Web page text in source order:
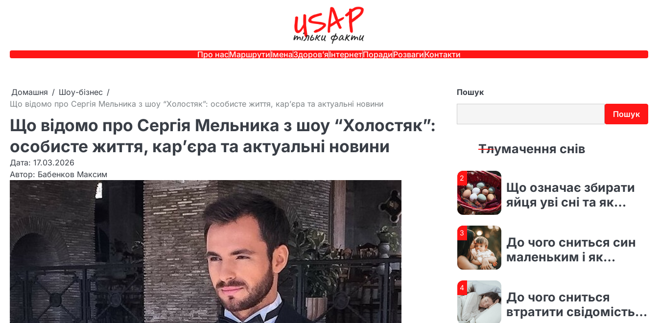
Про насМаршрутиІменаЗдоров’яІнтернетПорадиРозвагиКонтакти
Домашня
Шоу-бізнес
Що відомо про Сергія Мельника з шоу “Холостяк”: особисте життя, кар’єра та актуальні новини
Що відомо про Сергія Мельника з шоу “Холостяк”:
особисте життя, кар’єра та актуальні новини
Дата: 17.03.2026
Автор: Бабенков Максим
Пошук
Пошук
Тлумачення снів
тлумачити
як трактувати такий
сон
1
дочка і що насправді
2
Що означає збирати
яйця уві сні та як
3
До чого сниться син
маленьким і як
4
До чого сниться
втратити свідомість і